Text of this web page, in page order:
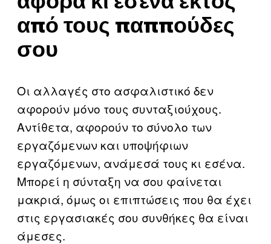
από τους παππούδες
σου
Οι αλλαγές στο ασφαλιστικό δεν
αφορούν μόνο τους συνταξιούχους.
Αντίθετα, αφορούν το σύνολο των
εργαζόμενων και υποψήφιων
εργαζόμενων, ανάμεσά τους κι εσένα.
Μπορεί η σύνταξη να σου φαίνεται
μακριά, όμως οι επιπτώσεις που θα έχει
στις εργασιακές σου συνθήκες θα είναι
άμεσες.